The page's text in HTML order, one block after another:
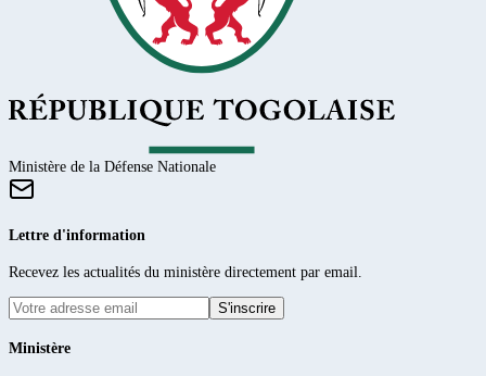
Ministère de la Défense Nationale
Lettre d'information
Recevez les actualités du ministère directement par email.
S'inscrire
Ministère